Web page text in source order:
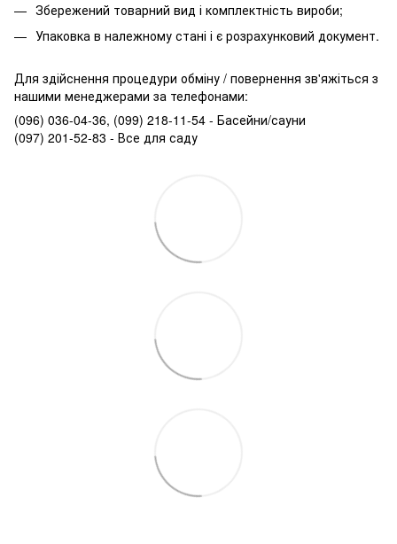
Збережений товарний вид і комплектність вироби;
Упаковка в належному стані і є розрахунковий документ.
Для здійснення процедури обміну / повернення зв'яжіться з
нашими менеджерами за телефонами:
(096) 036-04-36, (099) 218-11-54 - Басейни/сауни
(097) 201-52-83 - Все для саду